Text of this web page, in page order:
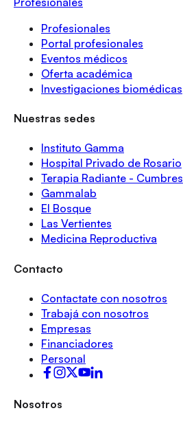
Profesionales
Portal profesionales
Eventos médicos
Oferta académica
Investigaciones biomédicas
Nuestras sedes
Instituto Gamma
Hospital Privado de Rosario
Terapia Radiante - Cumbres
Gammalab
El Bosque
Las Vertientes
Medicina Reproductiva
Contacto
Contactate con nosotros
Trabajá con nosotros
Empresas
Financiadores
Personal
Nosotros